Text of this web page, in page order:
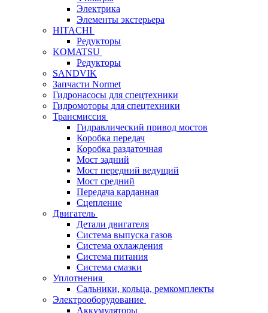
Электрика
Элементы экстерьера
HITACHI
Редукторы
KOMATSU
Редукторы
SANDVIK
Запчасти Normet
Гидронасосы для спецтехники
Гидромоторы для спецтехники
Трансмиссия
Гидравлический привод мостов
Коробка передач
Коробка раздаточная
Мост задний
Мост передний ведущий
Мост средний
Передача карданная
Сцепление
Двигатель
Детали двигателя
Система выпуска газов
Система охлаждения
Система питания
Система смазки
Уплотнения
Сальники, кольца, ремкомплекты
Электрооборудование
Аккумуляторы